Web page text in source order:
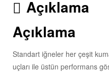
Açıklama
Açıklama
Standart iğneler her çeşit
uçları ile üstün performans